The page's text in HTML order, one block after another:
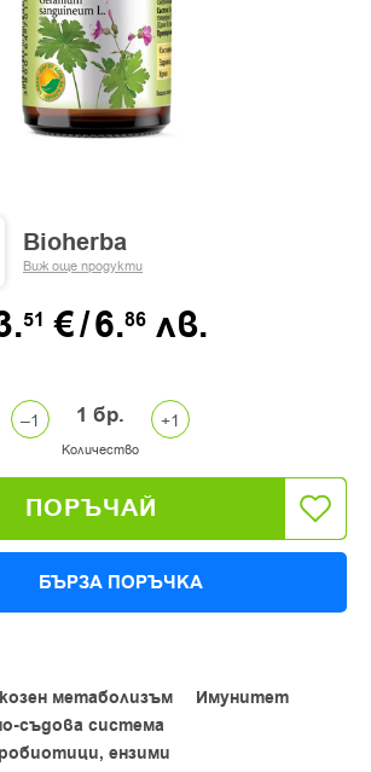
Bioherba
Виж още продукти
51 €/6.86 лв.
1 бр.
Количество
ПОРЪЧАЙ
БЪРЗА ПОРЪЧКА
метаболизъм
Имунитет
съдова система
ензими